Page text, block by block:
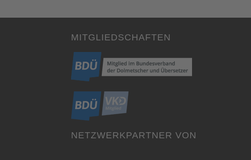
MITGLIEDSCHAFTEN
NETZWERKPARTNER VON